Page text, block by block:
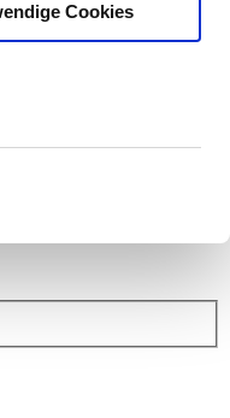
Cookies